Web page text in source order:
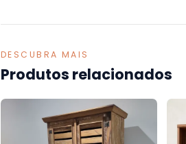
DESCUBRA MAIS
Produtos relacionados